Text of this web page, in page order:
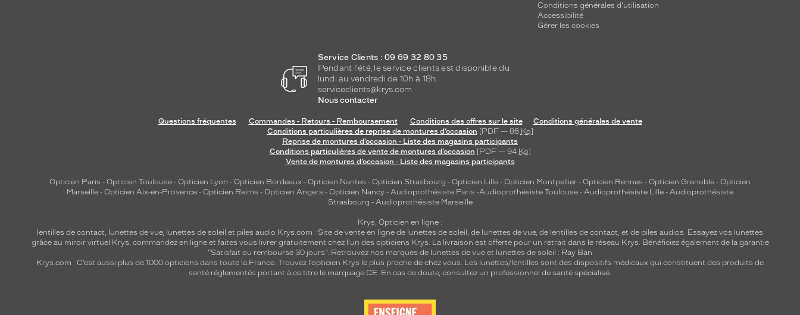
Conditions générales d'utilisation
Accessibilité
Gérer les cookies
Service Clients : 09 69 32 80 35
Pendant l'été, le service clients est disponible du
lundi au vendredi de 10h à 18h.
serviceclients@krys.com
Nous contacter
Questions fréquentes Commandes - Retours - Remboursement Conditions des offres sur le site
Conditions générales de vente
Conditions particulières de reprise de montures d’occasion [PDF — 86 Ko]
Reprise de montures d’occasion - Liste des magasins participants
Conditions particulières de vente de montures d’occasion [PDF — 94 Ko]
Vente de montures d’occasion - Liste des magasins participants
Opticien Paris - Opticien Toulouse - Opticien Lyon - Opticien Bordeaux - Opticien Nantes - Opticien Strasbourg - Opticien Lille - Opticien Montpellier - Opticien Rennes - Opticien Grenoble - Opticien
Marseille - Opticien Aix-en-Provence - Opticien Reims - Opticien Angers - Opticien Nancy - Audioprothésiste Paris -Audioprothésiste Toulouse - Audioprothésiste Lille - Audioprothésiste
Strasbourg - Audioprothésiste Marseille
Krys, Opticien en ligne :
lentilles de contact, lunettes de vue, lunettes de soleil et piles audio Krys.com : Site de vente en ligne de lunettes de soleil, de lunettes de vue, de lentilles de contact, et de piles audios. Essayez vos lunettes
grâce au miroir virtuel Krys, commandez en ligne et faites vous livrer gratuitement chez l'un des opticiens Krys. La livraison est offerte pour un retrait dans le réseau Krys. Bénéficiez également de la garantie
"Satisfait ou remboursé 30 jours". Retrouvez nos marques de lunettes de vue et lunettes de soleil : Ray Ban
Krys.com : C’est aussi plus de 1000 opticiens dans toute la France. Trouvez l’opticien Krys le plus proche de chez vous. Les lunettes/lentilles sont des dispositifs médicaux qui constituent des produits de
santé réglementés portant à ce titre le marquage CE. En cas de doute, consultez un professionnel de santé spécialisé.